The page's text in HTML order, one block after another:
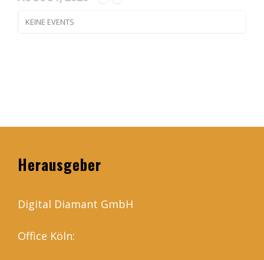
KEINE EVENTS
Herausgeber
Digital Diamant GmbH
Office Köln: